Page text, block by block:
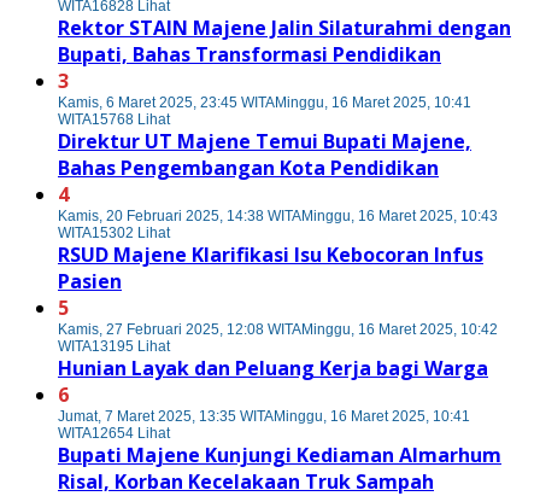
WITA16828 Lihat
Rektor STAIN Majene Jalin Silaturahmi dengan
Bupati, Bahas Transformasi Pendidikan
3
Kamis, 6 Maret 2025, 23:45 WITAMinggu, 16 Maret 2025, 10:41
WITA15768 Lihat
Direktur UT Majene Temui Bupati Majene,
Bahas Pengembangan Kota Pendidikan
4
Kamis, 20 Februari 2025, 14:38 WITAMinggu, 16 Maret 2025, 10:43
WITA15302 Lihat
RSUD Majene Klarifikasi Isu Kebocoran Infus
Pasien
5
Kamis, 27 Februari 2025, 12:08 WITAMinggu, 16 Maret 2025, 10:42
WITA13195 Lihat
Hunian Layak dan Peluang Kerja bagi Warga
6
Jumat, 7 Maret 2025, 13:35 WITAMinggu, 16 Maret 2025, 10:41
WITA12654 Lihat
Bupati Majene Kunjungi Kediaman Almarhum
Risal, Korban Kecelakaan Truk Sampah